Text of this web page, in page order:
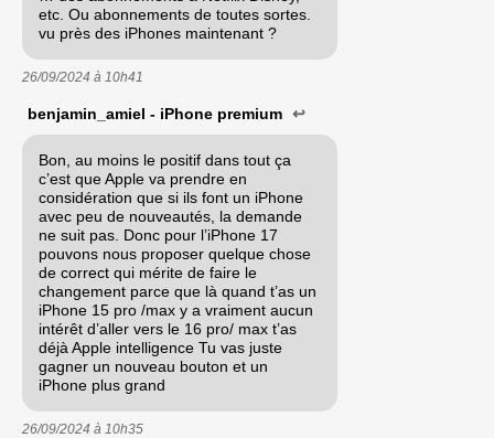
etc. Ou abonnements de toutes sortes.
vu près des iPhones maintenant ?
26/09/2024 à 10h41
benjamin_amiel - iPhone premium ↩
Bon, au moins le positif dans tout ça
c’est que Apple va prendre en
considération que si ils font un iPhone
avec peu de nouveautés, la demande
ne suit pas. Donc pour l’iPhone 17
pouvons nous proposer quelque chose
de correct qui mérite de faire le
changement parce que là quand t’as un
iPhone 15 pro /max y a vraiment aucun
intérêt d’aller vers le 16 pro/ max t’as
déjà Apple intelligence Tu vas juste
gagner un nouveau bouton et un
iPhone plus grand
26/09/2024 à 10h35